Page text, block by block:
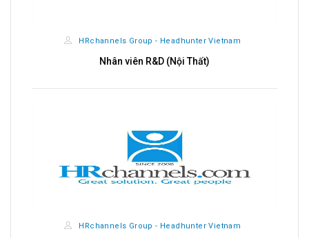
HRchannels Group - Headhunter Vietnam
Nhân viên R&D (Nội Thất)
HRchannels Group - Headhunter Vietnam